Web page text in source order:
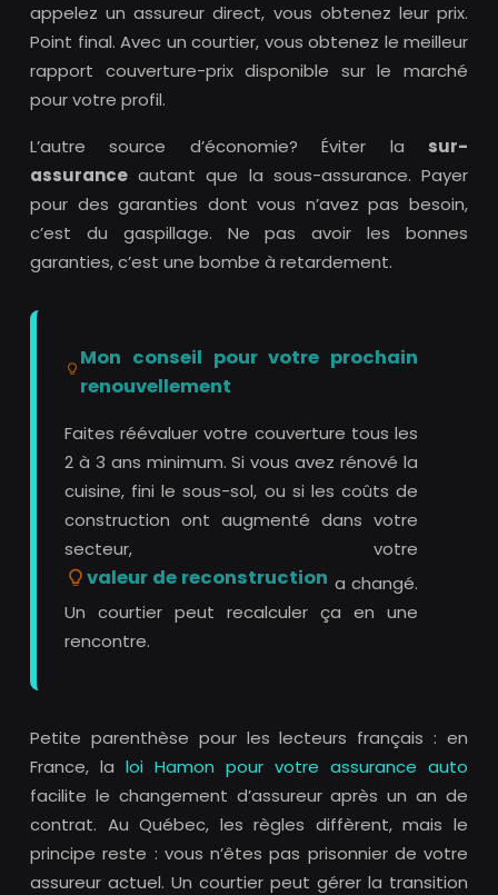
appelez un assureur direct, vous obtenez leur prix.
Point final. Avec un courtier, vous obtenez le meilleur
rapport couverture-prix disponible sur le marché
pour votre profil.
L’autre source d’économie? Éviter la sur-
assurance autant que la sous-assurance. Payer
pour des garanties dont vous n’avez pas besoin,
c’est du gaspillage. Ne pas avoir les bonnes
garanties, c’est une bombe à retardement.
Mon conseil pour votre prochain
renouvellement
Faites réévaluer votre couverture tous les
2 à 3 ans minimum. Si vous avez rénové la
cuisine, fini le sous-sol, ou si les coûts de
construction ont augmenté dans votre
secteur, votre
valeur de reconstruction a changé.
Un courtier peut recalculer ça en une
rencontre.
Petite parenthèse pour les lecteurs français : en
France, la loi Hamon pour votre assurance auto
facilite le changement d’assureur après un an de
contrat. Au Québec, les règles diffèrent, mais le
principe reste : vous n’êtes pas prisonnier de votre
assureur actuel. Un courtier peut gérer la transition